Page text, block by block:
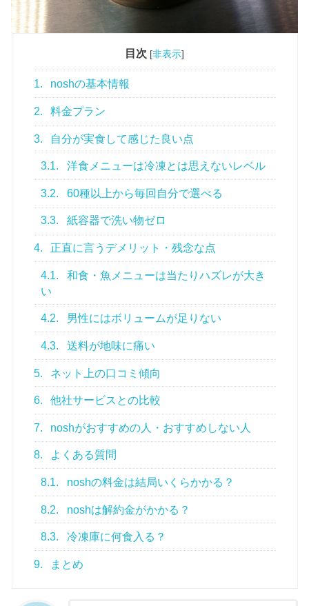
目次 [非表示]
1. noshの基本情報
2. 料金プラン
3. 自分が実食して感じた良い点
3.1. 洋食メニューは冷凍とは思えないレベル
3.2. 60種以上から毎回自分で選べる
3.3. 紙容器で洗い物ゼロ
4. 正直に言うデメリット・残念な点
4.1.
和食・魚メニューは当たりハズレが大き
い
4.2. 男性にはボリュームが足りない
4.3. 送料が地味に痛い
5. ネット上の口コミ傾向
6. 他社サービスとの比較
7. noshがおすすめの人・おすすめしない人
8. よくある質問
8.1. noshの料金は結局いくらかかる？
8.2. noshは解約金がかかる？
8.3. 冷凍庫に何食入る？
9. まとめ